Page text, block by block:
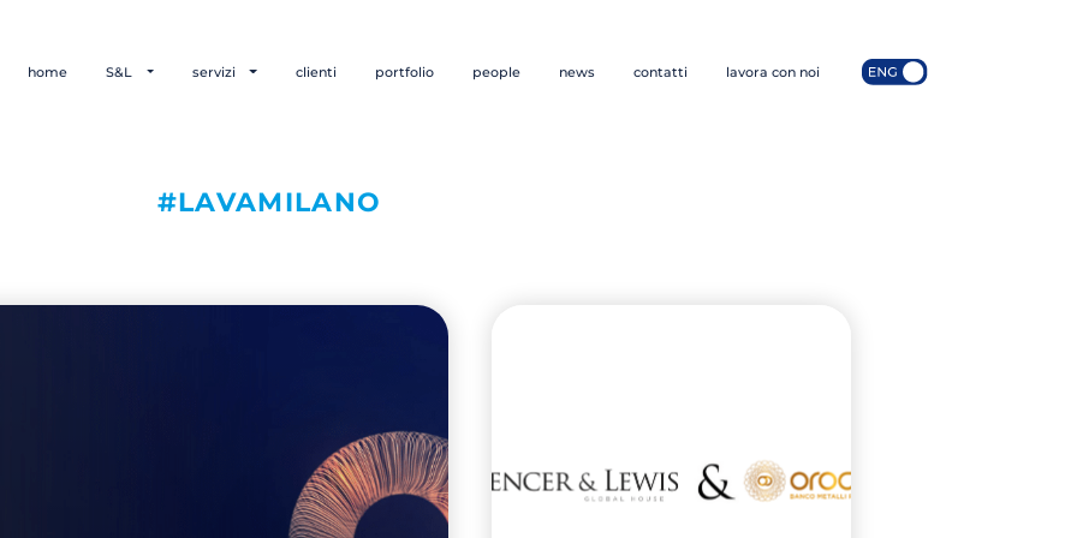
home S&L servizi clienti portfolio people news contatti lavora con noi
#LAVAMILANO